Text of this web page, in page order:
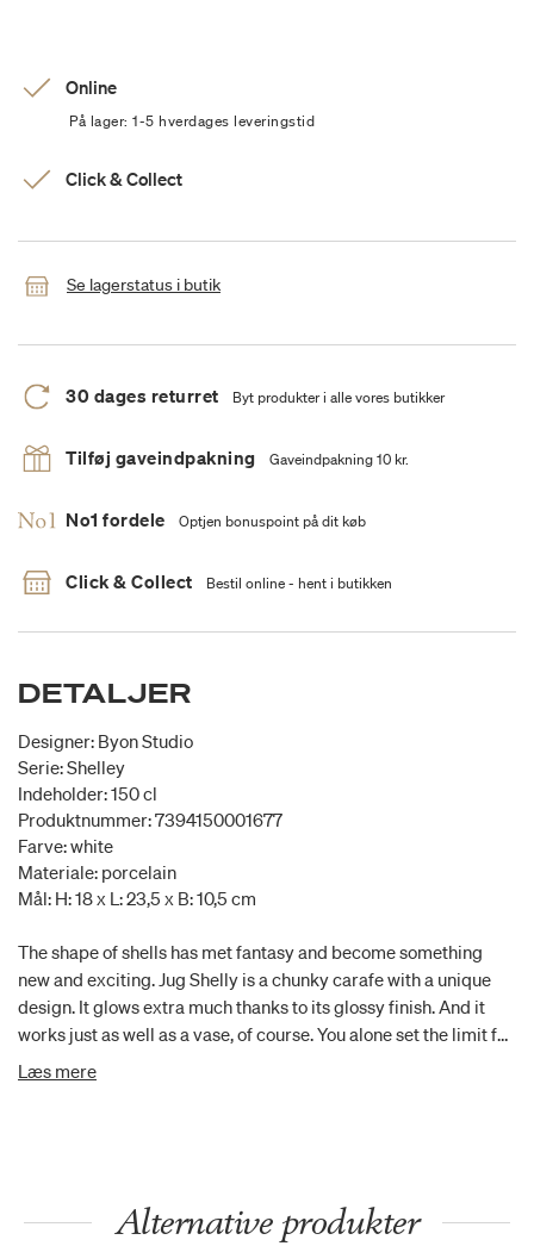
Online
På lager: 1-5 hverdages leveringstid
Click & Collect
Se lagerstatus i butik
30 dages returret Byt produkter i alle vores butikker
Tilføj gaveindpakning Gaveindpakning 10 kr.
No1 fordele Optjen bonuspoint på dit køb
Click & Collect Bestil online - hent i butikken
DETALJER
Designer: Byon Studio
Serie: Shelley
Indeholder: 150 cl
Produktnummer: 7394150001677
Farve: white
Materiale: porcelain
Mål: H: 18 x L: 23,5 x B: 10,5 cm
The shape of shells has met fantasy and become something
new and exciting. Jug Shelly is a chunky carafe with a unique
design. It glows extra much thanks to its glossy finish. And it
works just as well as a vase, of course. You alone set the limit for
what a carafe can become.
Læs mere
Alternative produkter